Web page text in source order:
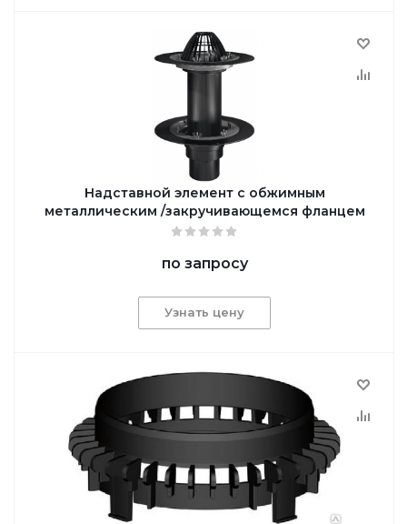
Надставной элемент с обжимным
металлическим /закручивающемся фланцем
по запросу
Узнать цену